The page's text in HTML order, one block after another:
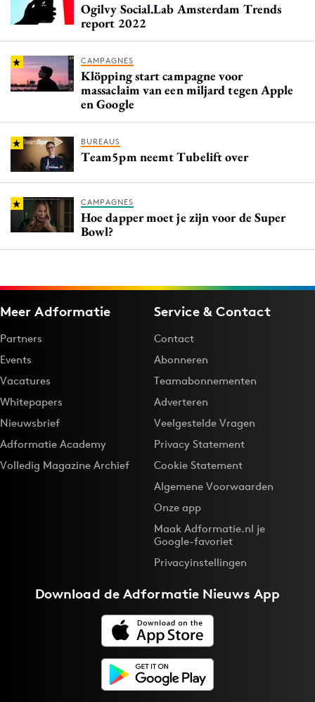
Ogilvy Social.Lab Amsterdam Trends
report 2022
CAMPAGNES
Klöpping start campagne voor
massaclaim van een miljard tegen Apple
en Google
BUREAUS
Team5pm neemt Tubelift over
CAMPAGNES
Hoe dapper moet je zijn voor de Super
Bowl?
Meer Adformatie
Partners
Events
Vacatures
Whitepapers
Nieuwsbrief
Adformatie Academy
Volledig Magazine Archief
Service & Contact
Contact
Abonneren
Teamabonnementen
Adverteren
Veelgestelde Vragen
Privacy Statement
Cookie Statement
Algemene Voorwaarden
Onze app
Maak Adformatie.nl je
Google-favoriet
Privacyinstellingen
Download deAdformatie Nieuws App